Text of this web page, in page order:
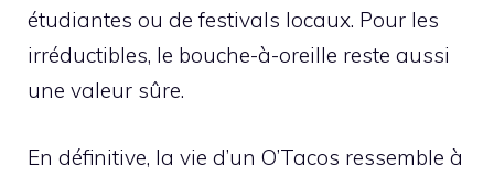
étudiantes ou de festivals locaux. Pour les
irréductibles, le bouche-à-oreille reste aussi
une valeur sûre.
En définitive, la vie d’un O’Tacos ressemble à